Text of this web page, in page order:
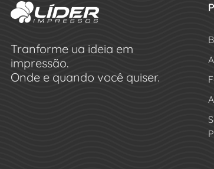
Tranforme ua ideia em
impressão.
Onde e quando você quiser.